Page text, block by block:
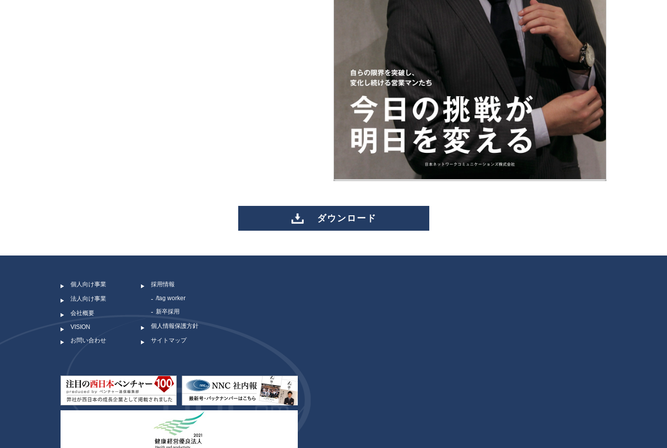
ダウンロード
個人向け事業
法人向け事業
会社概要
VISION
お問い合わせ
採用情報
/tag worker
新卒採用
個人情報保護方針
サイトマップ